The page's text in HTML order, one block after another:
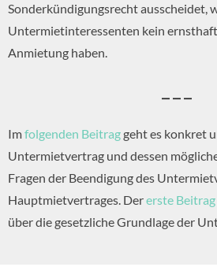
Sonderkündigungsrecht ausscheidet,
Untermietinteressenten kein
Anmietung haben.
– – –
Imfolgenden Beitrag geht es konkret
Untermietvertrag und dessen
Fragen der Beendigung des
Hauptmietvertrages. Dererste Beitrag
über die gesetzliche Grundlage der